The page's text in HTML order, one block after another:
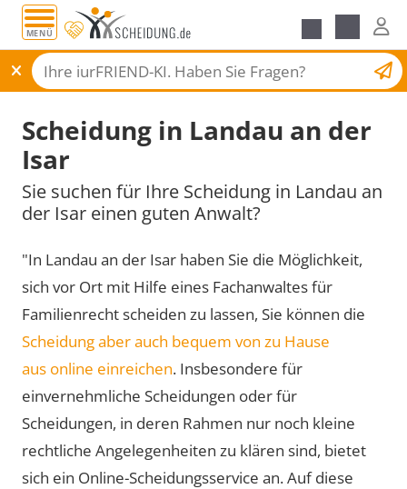
MENÜ
Scheidungsantrag
Scheidung in Landau an der
Isar
Sie suchen für Ihre Scheidung in Landau an
der Isar einen guten Anwalt?
"In Landau an der Isar haben Sie die Möglichkeit,
sich vor Ort mit Hilfe eines Fachanwaltes für
Familienrecht scheiden zu lassen, Sie können die
Scheidung aber auch bequem von zu Hause
aus online einreichen. Insbesondere für
einvernehmliche Scheidungen oder für
Scheidungen, in deren Rahmen nur noch kleine
rechtliche Angelegenheiten zu klären sind, bietet
sich ein Online-Scheidungsservice an. Auf diese